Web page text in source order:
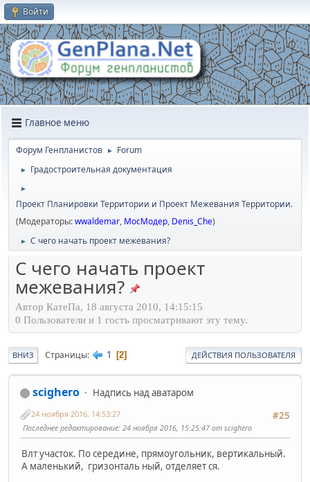
Войти
Главное меню
Форум Генпланистов ► Forum
► Градостроительная документация
►
Проект Планировки Территории и Проект Межевания Территории.
(Модераторы:wwaldemar, МосМодер, Denis_Che)
► С чего начать проект межевания?
С чего начать проект
межевания?
Автор КатеПа, 18 августа 2010, 14:15:15
0 Пользователи и 1 гость просматривают эту тему.
ВНИЗ Страницы 1 2 ДЕЙСТВИЯ ПОЛЬЗОВАТЕЛЯ
scighero
Надпись над аватаром
#25
24 ноября 2016, 14:53:27
Последнее редактирование: 24 ноября 2016, 15:25:47 от scighero
Влт участок. По середине, прямоугольник, вертикальный.
А маленький, гризонталь ный, отделяет ся.